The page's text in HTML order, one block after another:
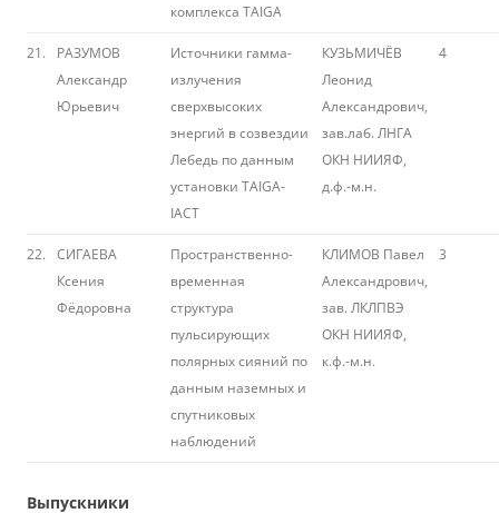
комплекса TAIGA
21.
РАЗУМОВ
Александр
Юрьевич
Источники гамма-
излучения
сверхвысоких
энергий в созвездии
Лебедь по данным
установки TAIGA-
IACT
КУЗЬМИЧЁВ
Леонид
Александрович,
зав.лаб. ЛНГА
ОКН НИИЯФ,
д.ф.-м.н.
4
22.
СИГАЕВА
Ксения
Фёдоровна
Пространственно-
временная
структура
пульсирующих
полярных сияний по
данным наземных и
спутниковых
наблюдений
КЛИМОВ Павел
Александрович,
зав. ЛКЛПВЭ
ОКН НИИЯФ,
к.ф.-м.н.
3
Выпускники